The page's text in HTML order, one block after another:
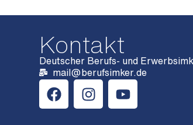
Kontakt
Deutscher Berufs- und
mail@berufsimker.de